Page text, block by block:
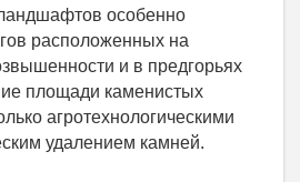
особенно
расположенных на
и в предгорьях
площади каменистых
агротехнологическими
удалением камней.